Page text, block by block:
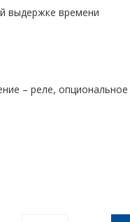
выдержке времени
– реле,